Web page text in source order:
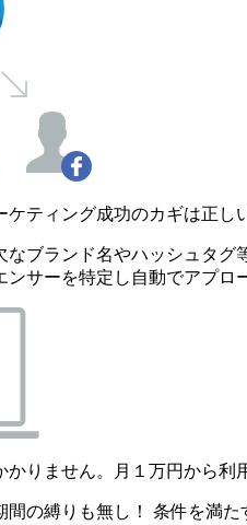
ケティング成功のカギは正し
なブランド名やハッシュタ
サーを特定し自動でアプロ
りません。月１万円から利
間の縛りも無し！ 条件を満